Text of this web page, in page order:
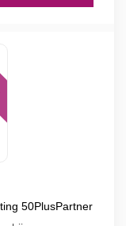
50PlusPartner